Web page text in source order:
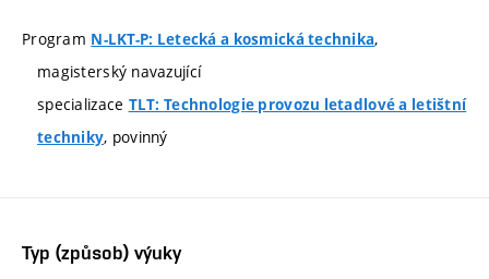
Program N-LKT-P: Letecká a kosmická technika,
magisterský navazující
specializace TLT: Technologie provozu letadlové a letištní
techniky, povinný
Typ (způsob) výuky